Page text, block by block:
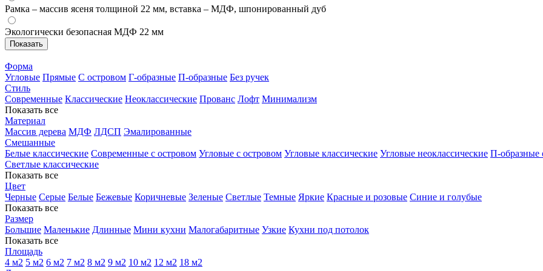
Рамка – массив ясеня толщиной 22 мм, вставка – МДФ, шпонированный дуб
Экологически безопасная МДФ 22 мм
Форма
Угловые Прямые С островом Г-образные П-образные Без ручек
Стиль
Современные Классические Неоклассические Прованс Лофт Минимализм
Показать все
Материал
Массив дерева МДФ ЛДСП Эмалированные
Смешанные
Белые классические Современные с островом Угловые с островом Угловые классические Угловые неоклассические П-образные
Светлые классические
Показать все
Цвет
Черные Серые Белые Бежевые Коричневые Зеленые Светлые Темные Яркие Красные и розовые Синие и голубые
Показать все
Размер
Большие Маленькие Длинные Мини кухни Малогабаритные Узкие Кухни под потолок
Показать все
Площадь
4 м2 5 м2 6 м2 7 м2 8 м2 9 м2 10 м2 12 м2 18 м2